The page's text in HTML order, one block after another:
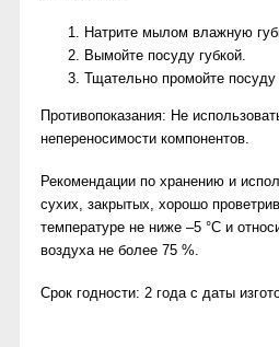
Натрите мылом влажную
Вымойте посуду губкой.
Тщательно промойте
Противопоказания: Не
непереносимости компонентов.
Рекомендации по хранению и
сухих, закрытых, хорошо
температуре не ниже –5 °С и
воздуха не более 75 %.
Срок годности: 2 года c даты